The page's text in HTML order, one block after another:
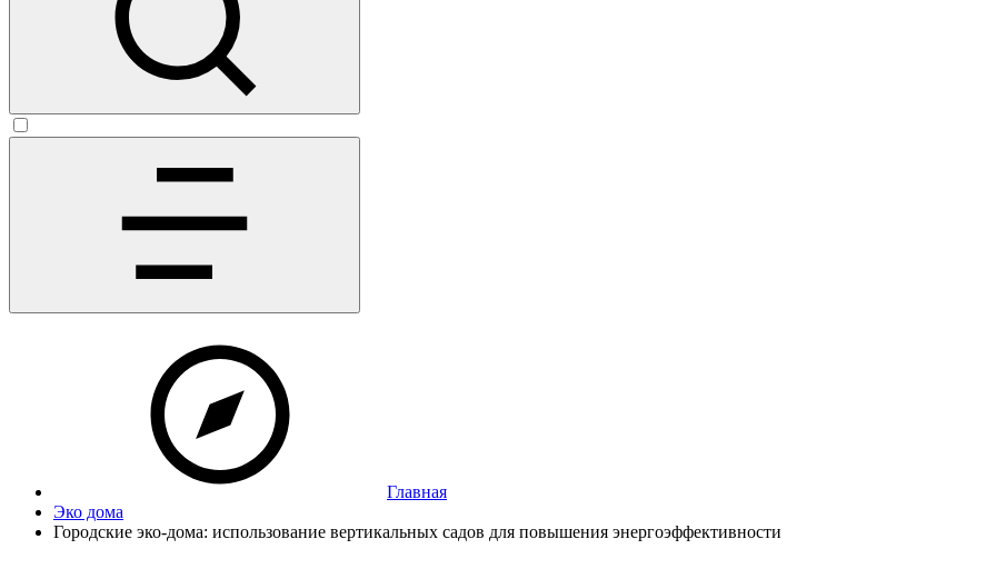
Главная
Эко дома
Городские эко-дома: использование вертикальных садов для повышения энергоэффективности